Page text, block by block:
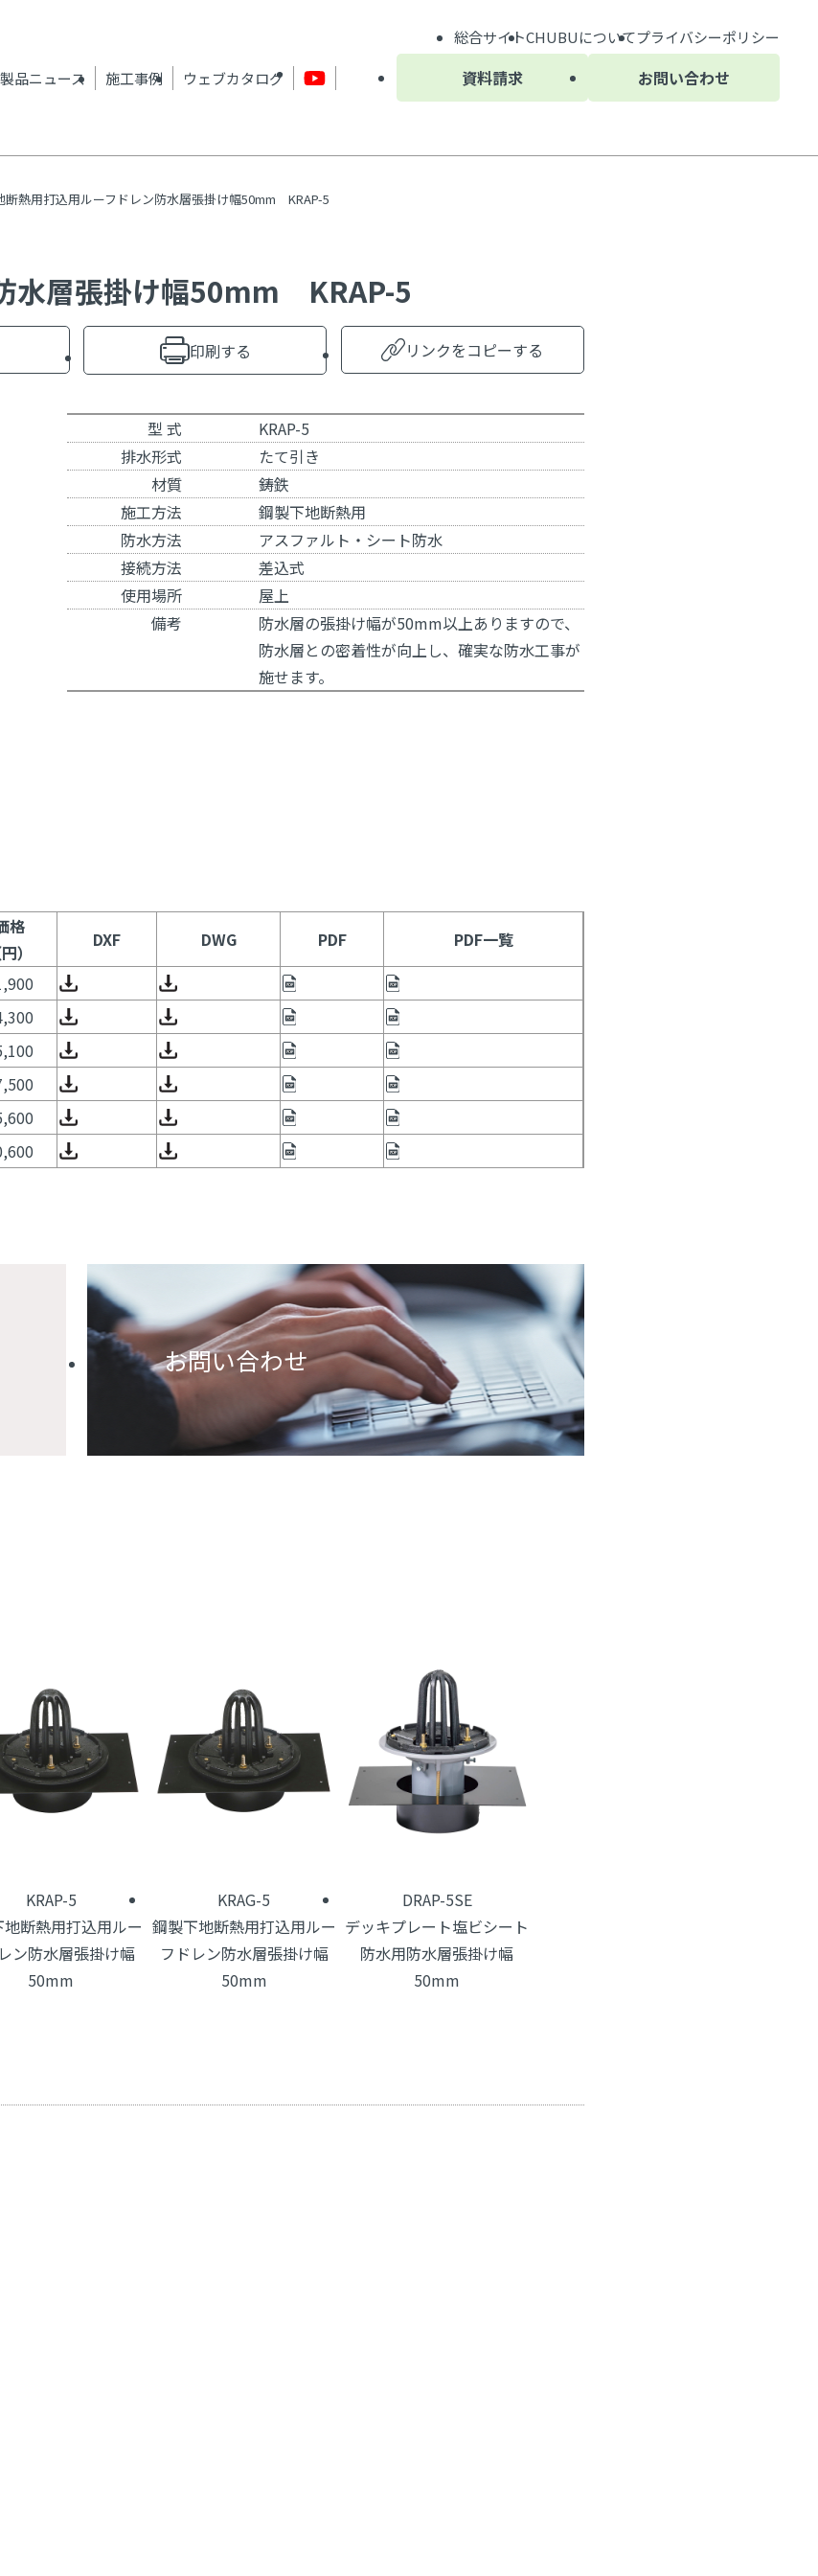
品ニュース 施工事例 ウェブカタログ 資料請求 お問い合わせ
総合サイトCHUBUについてプライバシーポリシー
断熱用打込用ルーフドレン防水層張掛け幅50mm KRAP-5
水層張掛け幅50mm KRAP-5
印刷する リンクをコピーする
型 式
KRAP-5
排水形式
たて引き
材質
鋳鉄
施工方法
鋼製下地断熱用
防水方法
アスファルト・シート防水
接続方法
差込式
使用場所
屋上
備考
防水層の張掛け幅が50mm以上ありますので、
防水層との密着性が向上し、確実な防水工事が
施せます。
格
円）
DXF DWG PDF
PDF一覧
お問い合わせ
KRAP-5
断熱用打込用ルー
ン防水層張掛け幅
50mm
KRAG-5
鋼製下地断熱用打込用ルー
フドレン防水層張掛け幅
50mm
DRAP-5SE
デッキプレート塩ビシート
防水用防水層張掛け幅
50mm